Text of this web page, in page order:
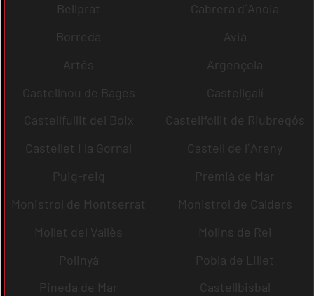
Bellprat
Cabrera d´Anoia
Borredà
Avià
Artés
Argençola
Castellnou de Bages
Castellgalí
Castellfullit del Boix
Castellfollit de Riubregós
Castellet i la Gornal
Castell de l´Areny
Puig-reig
Premià de Mar
Monistrol de Montserrat
Monistrol de Calders
Mollet del Vallès
Molins de Rei
Polinyà
Pobla de Lillet
Pineda de Mar
Castellbisbal